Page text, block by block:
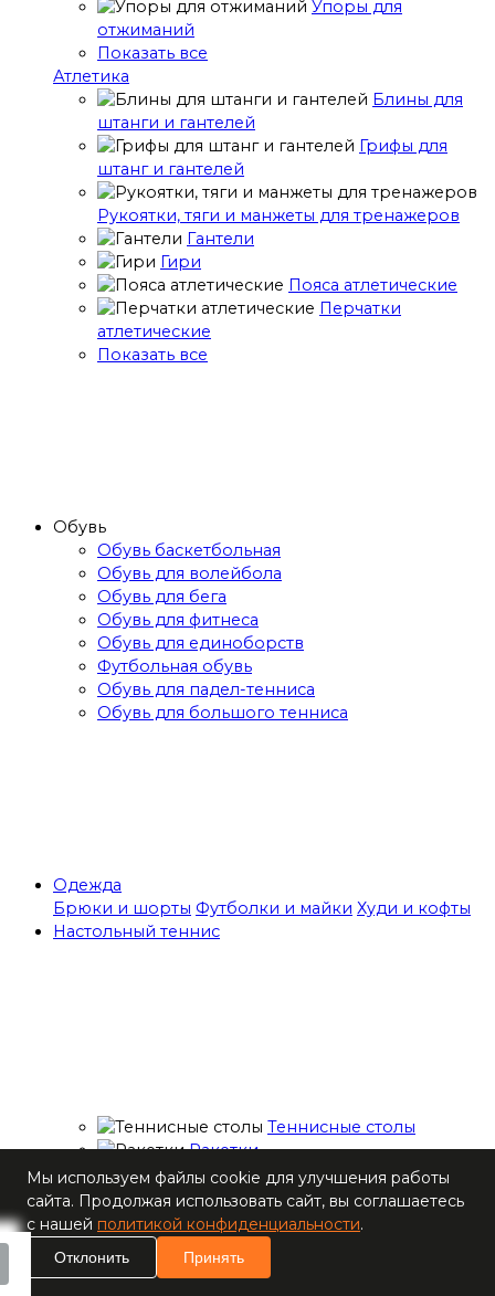
Упоры для
отжиманий
Показать все
Атлетика
Блины для
штанги и гантелей
Грифы для
штанг и гантелей
Рукоятки, тяги и манжеты для тренажеров
Гантели
Гири
Пояса атлетические
Перчатки
атлетические
Показать все
Обувь
Обувь баскетбольная
Обувь для волейбола
Обувь для бега
Обувь для фитнеса
Обувь для единоборств
Футбольная обувь
Обувь для падел-тенниса
Обувь для большого тенниса
Одежда
Брюки и шорты Футболки и майки Худи и кофты
Настольный теннис
Теннисные столы
Ракетки
Накладки для
ракеток
Основания для
ракеток
Мячи
Мы используем файлы cookie для улучшения работы
сайта. Продолжая использовать сайт, вы соглашаетесь
с нашей политикой конфиденциальности.
Отклонить Принять